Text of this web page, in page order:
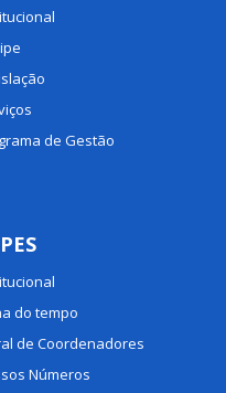
de Gestão
do tempo
de Coordenadores
Números